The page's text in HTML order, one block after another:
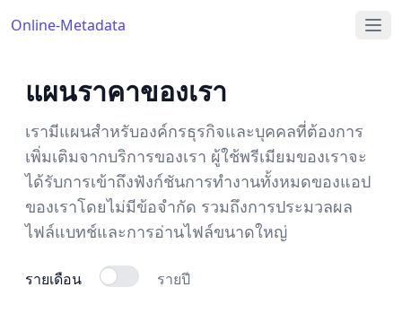
Online-Metadata
แผนราคาของเรา
เรามีแผนสำหรับองค์กรธุรกิจและบุคคลที่ต้องการ
เพิ่มเติมจากบริการของเรา ผู้ใช้พรีเมียมของเราจะ
ได้รับการเข้าถึงฟังก์ชันการทำงานทั้งหมดของแอป
ของเราโดยไม่มีข้อจำกัด รวมถึงการประมวลผล
ไฟล์แบทช์และการอ่านไฟล์ขนาดใหญ่
รายเดือน รายปี